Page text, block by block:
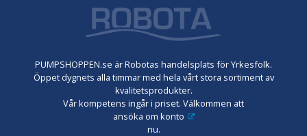
PUMPSHOPPEN.se är Robotas handelsplats för Yrkesfolk.
Öppet dygnets alla timmar med hela vårt stora sortiment av
kvalitetsprodukter.
Vår kompetens ingår i priset. Välkommen att
ansöka om konto
nu.